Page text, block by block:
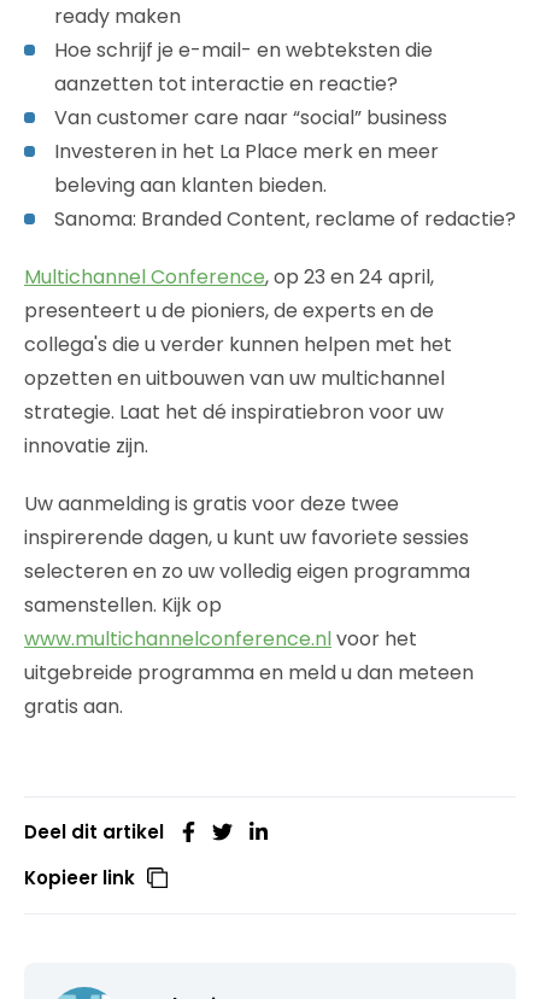
ready maken
Hoe schrijf je e-mail- en webteksten die
aanzetten tot interactie en reactie?
Van customer care naar “social” business
Investeren in het La Place merk en meer
beleving aan klanten bieden.
Sanoma: Branded Content, reclame of redactie?
Multichannel Conference, op 23 en 24 april,
presenteert u de pioniers, de experts en de
collega's die u verder kunnen helpen met het
opzetten en uitbouwen van uw multichannel
strategie. Laat het dé inspiratiebron voor uw
innovatie zijn.
Uw aanmelding is gratis voor deze twee
inspirerende dagen, u kunt uw favoriete sessies
selecteren en zo uw volledig eigen programma
samenstellen. Kijk op
www.multichannelconference.nlvoor het
uitgebreide programma en meld u dan meteen
gratis aan.
Deel dit artikel
Kopieer link